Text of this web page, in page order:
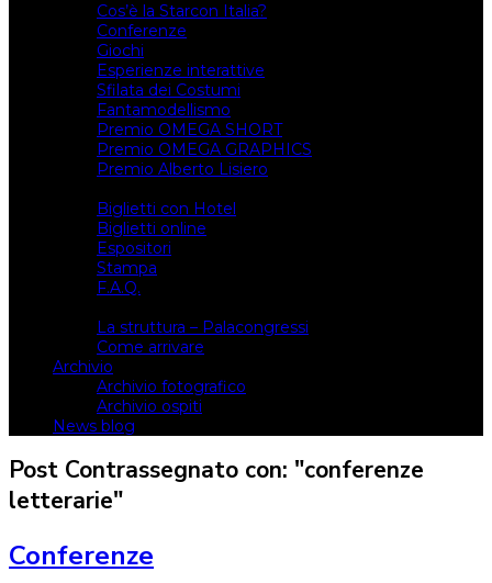
Cos’è la Starcon Italia?
Conferenze
Giochi
Esperienze interattive
Sfilata dei Costumi
Fantamodellismo
Premio OMEGA SHORT
Premio OMEGA GRAPHICS
Premio Alberto Lisiero
Biglietti con Hotel
Biglietti online
Espositori
Stampa
F.A.Q.
La struttura – Palacongressi
Come arrivare
Archivio
Archivio fotografico
Archivio ospiti
News blog
Post Contrassegnato con: "conferenze
letterarie"
Conferenze